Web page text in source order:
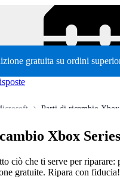
gratuita su ordini
Parti di ricambio Xbox
Xbox
ciò che ti serve per riparare:
gratuite. Ripara con